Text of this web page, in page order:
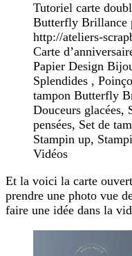
Tutoriel carte
Butterfly Brillance
http://ateliers-
Carte
Papier Design
Splendides ,
tampon Butterfly
Douceurs glacées,
pensées, Set de
Stampin up,
Vidéos
Et la voici la carte
prendre une photo vue
faire une idée dans la